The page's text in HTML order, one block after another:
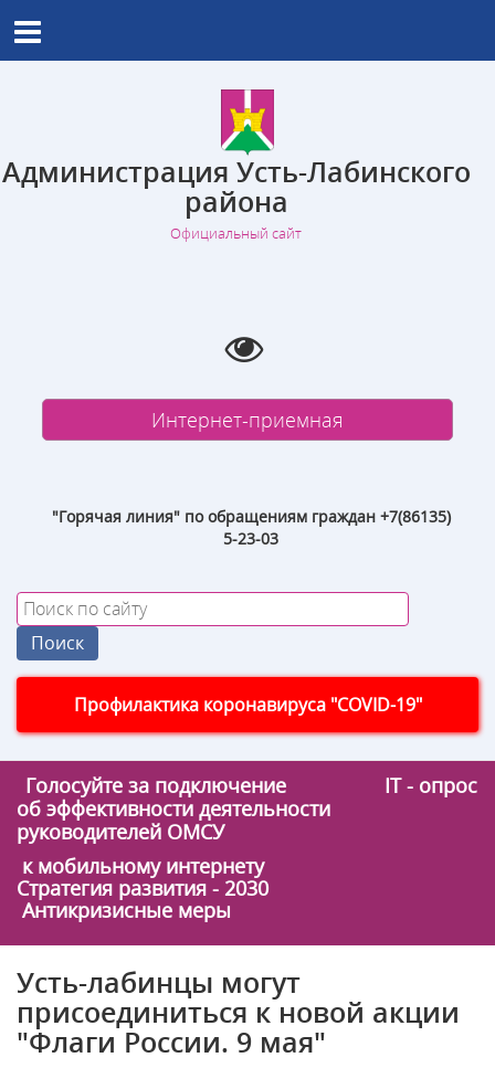
Администрация Усть-Лабинского
района
Официальный сайт
Интернет-приемная
"Горячая линия" по обращениям граждан +7(86135)
5-23-03
Профилактика коронавируса "COVID-19"
Голосуйте за подключение
IT - опрос
об эффективности деятельности
руководителей ОМСУ
к мобильному интернету
Стратегия развития - 2030
Антикризисные меры
Усть-лабинцы могут
присоединиться к новой акции
"Флаги России. 9 мая"